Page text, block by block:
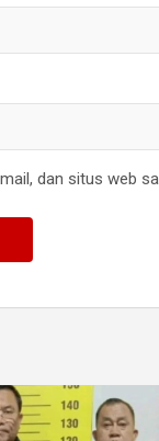
dan situs web